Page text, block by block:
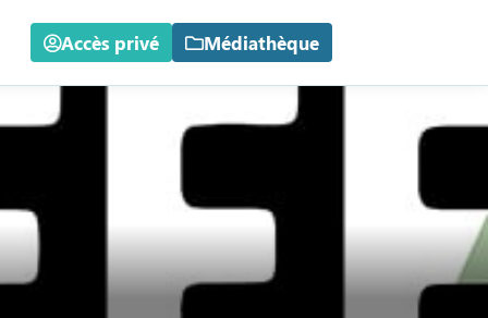
Accès privé Médiathèque